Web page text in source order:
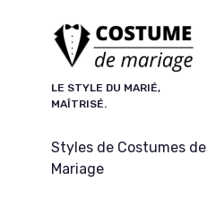
LE STYLE DU MARIÉ,
MAÎTRISÉ.
Styles de Costumes de
Mariage